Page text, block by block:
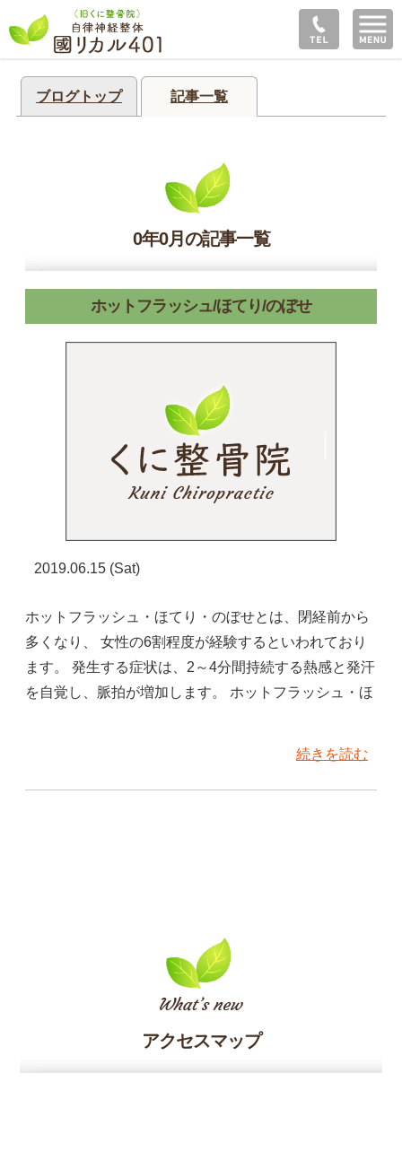
ブログトップ 記事一覧
0年0月の記事一覧
ホットフラッシュ/ほてり/のぼせ
2019.06.15 (Sat)
ホットフラッシュ・ほてり・のぼせとは、閉経前から
多くなり、 女性の6割程度が経験するといわれており
ます。 発生する症状は、2～4分間持続する熱感と発汗
を自覚し、脈拍が増加します。 ホットフラッシュ・ほ
続きを読む
アクセスマップ